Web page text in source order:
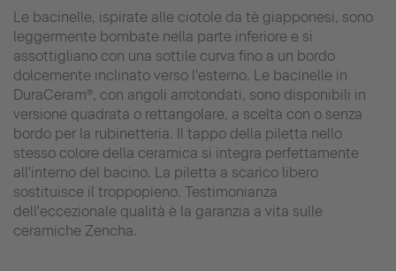
Le bacinelle, ispirate alle ciotole da tè giapponesi, sono
leggermente bombate nella parte inferiore e si
assottigliano con una sottile curva fino a un bordo
dolcemente inclinato verso l'esterno. Le bacinelle in
DuraCeram®, con angoli arrotondati, sono disponibili in
versione quadrata o rettangolare, a scelta con o senza
bordo per la rubinetteria. Il tappo della piletta nello
stesso colore della ceramica si integra perfettamente
all'interno del bacino. La piletta a scarico libero
sostituisce il troppopieno. Testimonianza
dell'eccezionale qualità è la garanzia a vita sulle
ceramiche Zencha.